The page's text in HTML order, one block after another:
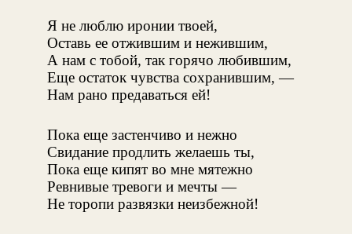
Я не люблю иронии твоей,
Оставь ее отжившим и нежившим,
А нам с тобой, так горячо любившим,
Еще остаток чувства сохранившим, —
Нам рано предаваться ей!
Пока еще застенчиво и нежно
Свидание продлить желаешь ты,
Пока еще кипят во мне мятежно
Ревнивые тревоги и мечты —
Не торопи развязки неизбежной!